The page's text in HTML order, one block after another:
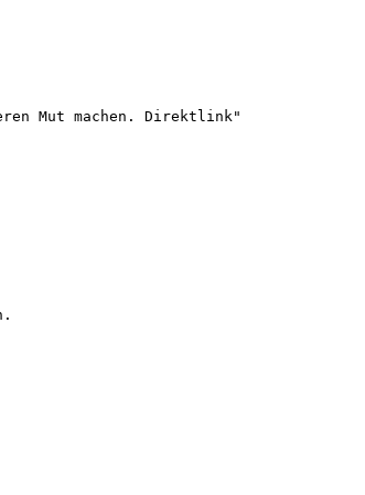
Mut machen. Direktlink"